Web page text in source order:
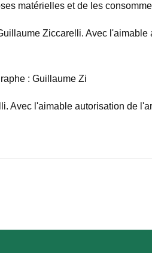
matérielles et de les
Ziccarelli. Avec l'aimable
: Guillaume Zi
Avec l'aimable autorisation de